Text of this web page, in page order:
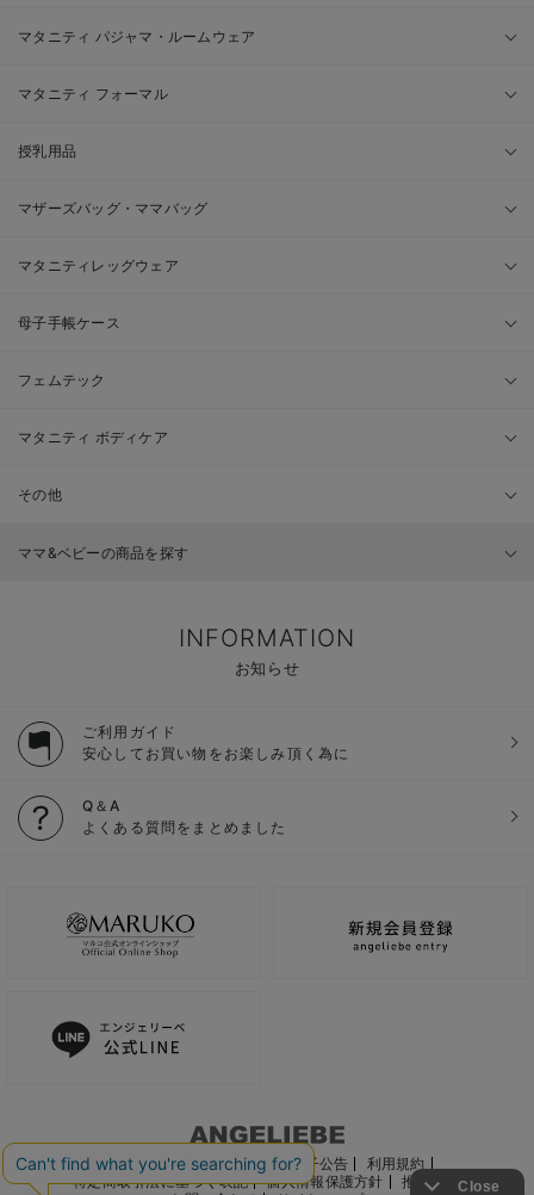
マタニティ パジャマ・ルームウェア
マタニティ フォーマル
授乳用品
マザーズバッグ・ママバッグ
マタニティレッグウェア
母子手帳ケース
フェムテック
マタニティ ボディケア
その他
ママ&ベビーの商品を探す
INFORMATION
お知らせ
ご利用ガイド
安心してお買い物をお楽しみ頂く為に
Q＆A
よくある質問をまとめました
ご利用ガイド 会社概要 電子公告
利用規約
特定商取引法に基づく表記
個人情報保護方針
推奨環境